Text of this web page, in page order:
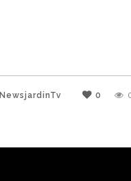
NewsjardinTv 0